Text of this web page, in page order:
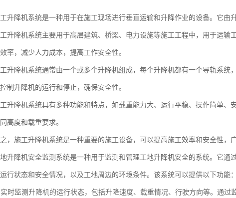
升降机系统是一种用于在施工现场进行垂直运输和升降作业的设备。它由
升降机系统主要用于高层建筑、桥梁、电力设施等施工工程中，用于运输
率，减少人力成本，提高工作安全性。
升降机系统通常由一个或多个升降机组成，每个升降机都有一个导轨系统
制升降机的运行和停止，确保安全性。
升降机系统具有多种功能和特点，如载重能力大、运行平稳、操作简单、
高度和载重要求。
，施工升降机系统是一种重要的施工设备，可以提高施工效率和安全性，
升降机安全监测系统是一种用于监测和管理工地升降机安全的系统。它
行状态和安全情况，以及工地周边的环境条件。该系统可以提供以下功能：
实时监测升降机的运行状态，包括升降速度、载重情况、行驶方向等。通